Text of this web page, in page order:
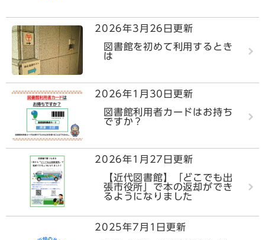
2026年3月26日更新
図書館を初めて利用するとき
は
2026年1月30日更新
図書館利用者カードはお持ち
ですか？
2026年1月27日更新
【近代図書館】「どこでも出
張市役所」で本の返却ができ
るようになりました
2025年7月1日更新